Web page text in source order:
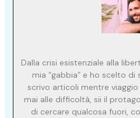
Dalla crisi esistenziale alla
mia “gabbia” e ho scelto di
scrivo articoli mentre
mai alle difficoltà, sii il
di cercare qualcosa fuori,